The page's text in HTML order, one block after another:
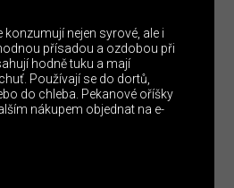
konzumují nejen syrové, ale i
přísadou a ozdobou při
hodně tuku a mají
Používají se do dortů,
do chleba. Pekanové oříšky
nákupem objednat na e-